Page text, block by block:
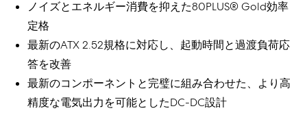
ノイズとエネルギー消費を抑えた80PLUS® Gold効率
定格
最新のATX 2.52規格に対応し、起動時間と過渡負荷応
答を改善
最新のコンポーネントと完璧に組み合わせた、より高
精度な電気出力を可能としたDC-DC設計